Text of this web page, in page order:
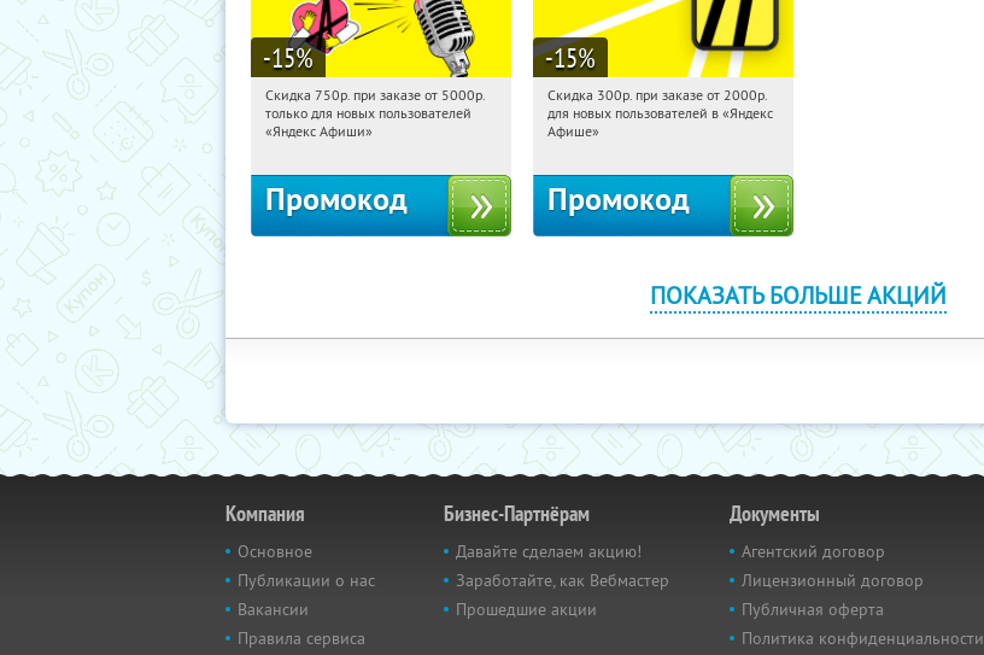
-15%
14:23:49 Получили:114
Россия
Скидка 750р. при заказе от 5000р.
только для новых пользователей
«Яндекс Афиши»
Промокод
-15%
14:23:49 Получили:65
Россия
Скидка 300р. при заказе от 2000р.
для новых пользователей в «Яндекс
Афише»
Промокод
ПОКАЗАТЬ БОЛЬШЕ АКЦИЙ
Компания
Основное
Публикации о нас
Вакансии
Правила сервиса
Бизнес-Партнёрам
Давайте сделаем акцию!
Заработайте, как Вебмастер
Прошедшие акции
Документы
Агентский договор
Лицензионный договор
Публичная оферта
Политика конфиденциальности